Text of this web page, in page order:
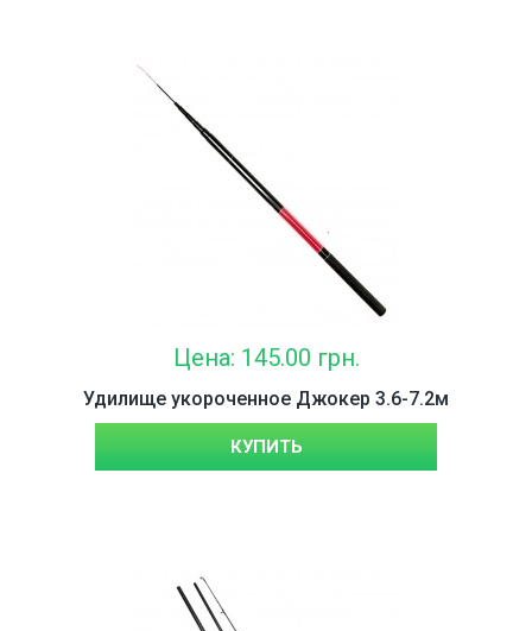
Цена: 145.00 грн.
Удилище укороченное Джокер 3.6-7.2м
КУПИТЬ